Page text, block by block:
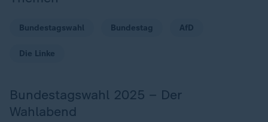
Bundestagswahl Bundestag AfD
Die Linke
Bundestagswahl 2025 – Der
Wahlabend